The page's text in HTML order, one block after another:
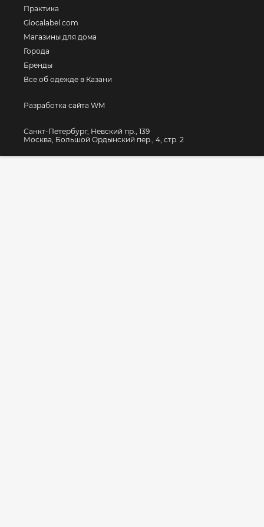
Практика
Glocalabel.com
Магазины для дома
Города
Бренды
Все об одежде в Казани
Разработка сайта WM
Санкт-Петербург, Невский пр., 139
Москва, Большой Ордынский пер., 4, стр. 2